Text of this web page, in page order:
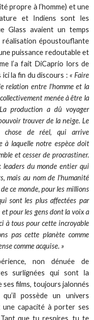
propre à l’homme) et une
et Indiens sont les
Glass avaient un temps
époustouflante
puissance redoutable et
l’a fait DiCaprio lors de
la fin du discours : « Faire
relation entre l'homme et la
menée à être la
production a dû voyager
trouver de la neige. Le
chose de réel, qui arrive
à laquelle notre espèce doit
et cesser de procrastiner.
leaders du monde entier qui
mais au nom de l'humanité
ce monde, pour les millions
sont les plus affectées par
pour les gens dont la voix a
à tous pour cette incroyable
pas cette planète comme
comme acquise. »
non dénuée de
surlignées qui sont la
ses films, toujours jalonnés
possède un univers
une capacité à porter ses
que tu respires, tu te